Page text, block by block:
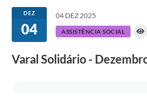
DEZ
04
04 DEZ 2025
ASSISTÊNCIA SOCIAL
Varal Solidário -